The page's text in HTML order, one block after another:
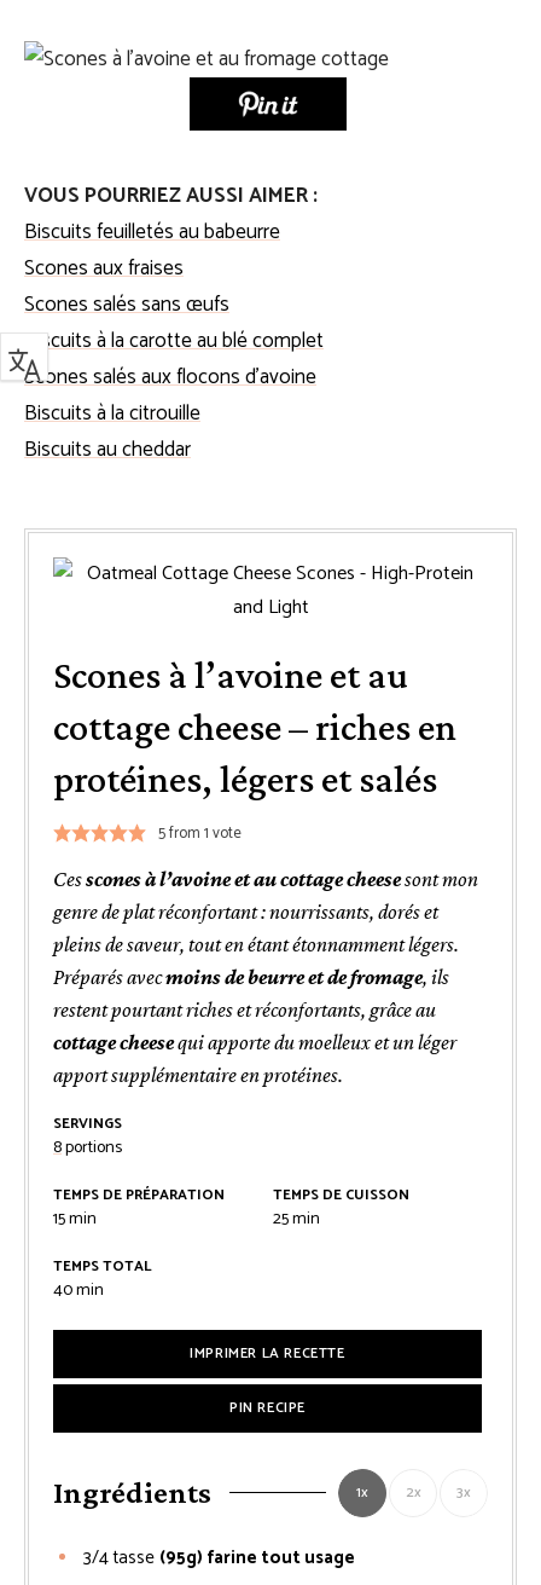
VOUS POURRIEZ AUSSI AIMER :
Biscuits feuilletés au babeurre
Scones aux fraises
Scones salés sans œufs
Biscuits à la carotte au blé complet
Scones salés aux flocons d’avoine
Biscuits à la citrouille
Biscuits au cheddar
Scones à l’avoine et au
cottage cheese – riches en
protéines, légers et salés
5from 1 vote
Cesscones à l’avoine et au cottage cheesesont mon
genre de plat réconfortant : nourrissants, dorés et
pleins de saveur, tout en étant étonnamment légers.
Préparés avecmoins de beurre et de fromage, ils
restent pourtant riches et réconfortants, grâce au
cottage cheesequi apporte du moelleux et un léger
apport supplémentaire en protéines.
SERVINGS
8portions
TEMPS DE PRÉPARATION
15minutes
min
TEMPS DE CUISSON
25minutes
min
TEMPS TOTAL
40minutes
min
IMPRIMER LA RECETTE
PIN RECIPE
Ingrédients 1x 2x 3x
3/4tasse (95g) farine tout usage